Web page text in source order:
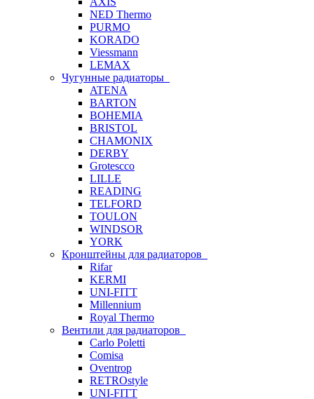
NED Thermo
PURMO
KORADO
Viessmann
LEMAX
Чугунные радиаторы
ATENA
BARTON
BOHEMIA
BRISTOL
CHAMONIX
DERBY
Grotescco
LILLE
READING
TELFORD
TOULON
WINDSOR
YORK
Кронштейны для радиаторов
Rifar
KERMI
UNI-FITT
Millennium
Royal Thermo
Вентили для радиаторов
Carlo Poletti
Comisa
Oventrop
RETROstyle
UNI-FITT